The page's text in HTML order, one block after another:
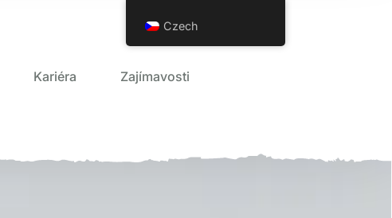
Kariéra Zajímavosti
Czech